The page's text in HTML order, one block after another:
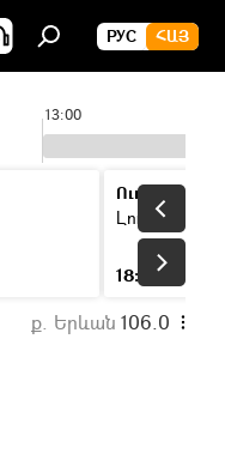
РУС ՀԱՅ
13:00
Ուղիղ եթեր
Լուրեր
18:00
ք. Երևան 106.0